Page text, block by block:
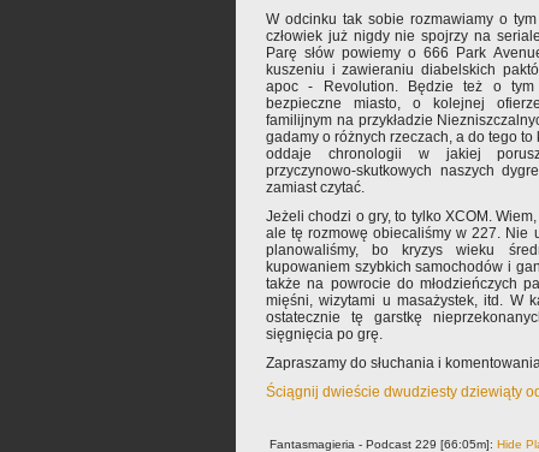
W odcinku tak sobie rozmawiamy o
człowiek już nigdy nie spojrzy na
Parę słów powiemy o 666 Park
kuszeniu i zawieraniu diabelskich
apoc - Revolution. Będzie też o tym
bezpieczne miasto, o kolejnej
familijnym na przykładzie
gadamy o różnych rzeczach, a do tego
oddaje chronologii w jakiej
przyczynowo-skutkowych naszych
zamiast czytać.
Jeżeli chodzi o gry, to tylko XCOM.
ale tę rozmowę obiecaliśmy w 227. Nie
planowaliśmy, bo kryzys wieku
kupowaniem szybkich samochodów i
także na powrocie do młodzieńczych
mięśni, wizytami u masażystek, itd. W
ostatecznie tę garstkę
sięgnięcia po grę.
Zapraszamy do słuchania i
Ściągnij dwieście dwudziesty dziewiąty
Fantasmagieria - Podcast 229 [66:05m]: Hide